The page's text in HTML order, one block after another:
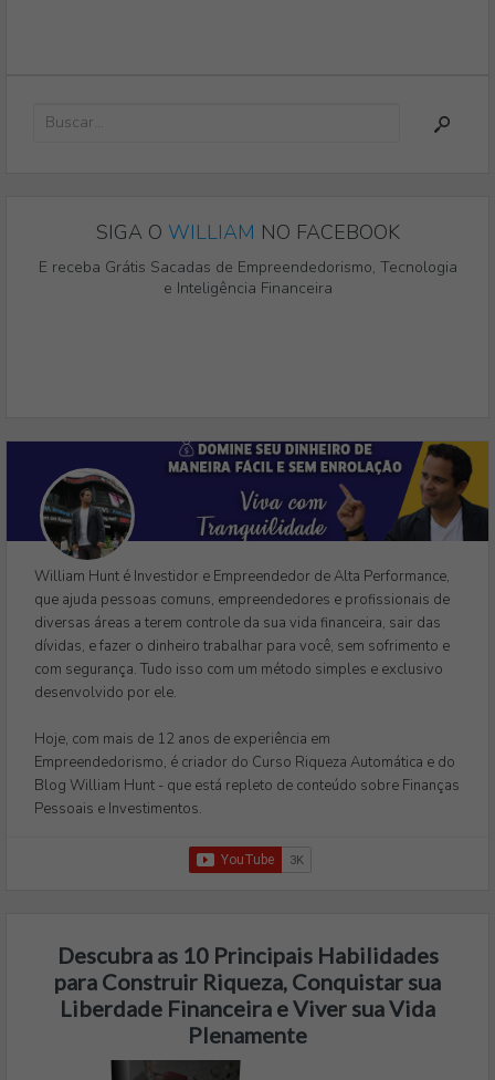
SIGA O WILLIAM NO FACEBOOK
E receba Grátis Sacadas de Empreendedorismo, Tecnologia
e Inteligência Financeira
William Hunt é Investidor e Empreendedor de Alta Performance,
que ajuda pessoas comuns, empreendedores e profissionais de
diversas áreas a terem controle da sua vida financeira, sair das
dívidas, e fazer o dinheiro trabalhar para você, sem sofrimento e
com segurança. Tudo isso com um método simples e exclusivo
desenvolvido por ele.
Hoje, com mais de 12 anos de experiência em
Empreendedorismo, é criador do Curso Riqueza Automática e do
Blog William Hunt - que está repleto de conteúdo sobre Finanças
Pessoais e Investimentos.
Descubra as 10 Principais Habilidades
para Construir Riqueza, Conquistar sua
Liberdade Financeira e Viver sua Vida
Plenamente